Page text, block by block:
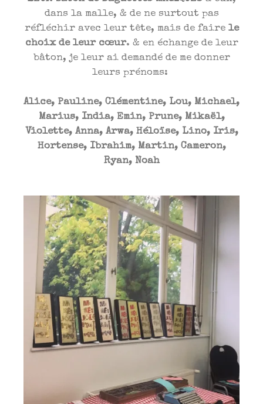
dans la malle, & de ne surtout pas
réfléchir avec leur tête, mais de faire le
choix de leur cœur. & en échange de leur
bâton, je leur ai demandé de me donner
leurs prénoms:
Alice, Pauline, Clémentine, Lou, Michael,
Marius, India, Emin, Prune, Mikaël,
Violette, Anna, Arwa, Héloïse, Lino, Iris,
Hortense, Ibrahim, Martin, Cameron,
Ryan, Noah